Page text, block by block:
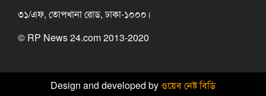
৩১/এফ, তোপখানা রোড, ঢাকা-১০০০।
© RP News 24.com 2013-2020
Design and developed byওয়েব নেষ্ট বিডি